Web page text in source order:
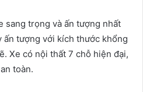
sang trọng và ấn tượng nhất
ấn tượng với kích thước khổng
Xe có nội thất 7 chỗ hiện đại,
toàn.